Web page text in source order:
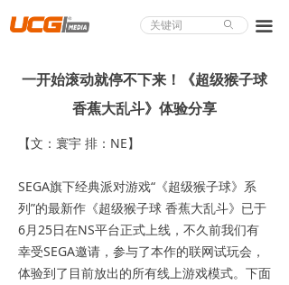
끀
About UCG
业界论道
天下聚会
游戏视频
商城精品
ꄙ
【文：寰宇 排：NE】
SEGA旗下经典派对游戏“《超级猴子球》系
列”的最新作《超级猴子球 香蕉大乱斗》已于
6月25日在NS平台正式上线，不久前我们有
幸受SEGA邀请，参与了本作的联网试玩会，
体验到了目前放出的所有线上游戏模式。下面
一开始滚动就停不下来！《超级猴子球
香蕉大乱斗》体验分享